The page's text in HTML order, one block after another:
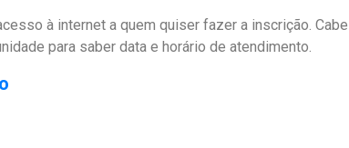
à internet a quem quiser fazer a inscrição. Cabe
para saber data e horário de atendimento.